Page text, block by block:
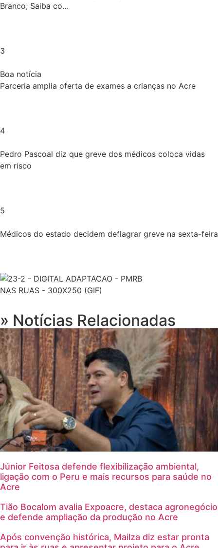
Radar Tecnológico por Robison Luiz
Especiais
TV Portal
Sobre o Portal Acre
Expediente
Política de
Fale com Portal Acre
Branco; Saiba co...
3
Boa notícia
Parceria amplia oferta de exames a crianças no Acre
4
Pedro Pascoal diz que greve dos médicos coloca vidas
em risco
5
Médicos do estado decidem deflagrar greve na sexta-feira
» Notícias Relacionadas
Júnior Feitosa defende flexibilização ambiental,
ligação com o Peru e mais recursos para saúde no
Acre
Tião Bocalom avalia Expoacre, destaca agronegócio
e defende ampliação da produção no Acre
Após convenção histórica, Mailza diz estar pronta